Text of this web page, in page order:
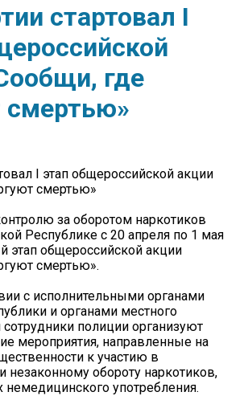
стартовал I
где
смертью»
I этап общероссийской акции
смертью»
за оборотом наркотиков
Республике с 20 апреля по 1 мая
этап общероссийской акции
смертью».
с исполнительными органами
и органами местного
полиции организуют
мероприятия, направленные на
к участию в
незаконному обороту наркотиков,
немедицинского употребления.